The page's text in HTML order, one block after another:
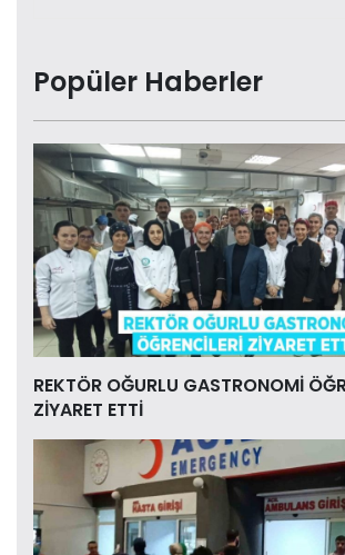
Popüler Haberler
REKTÖR OĞURLU GASTRONOMİ
ZİYARET ETTİ